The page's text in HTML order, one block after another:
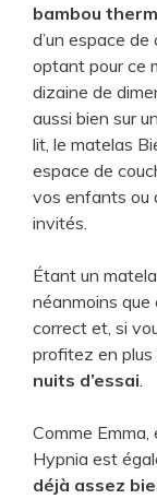
bambou
d’un espace
optant pour ce
dizaine de
aussi bien sur
lit, le matelas
espace de
vos enfants ou
invités.
Étant un
néanmoins que
correct et, si
profitez en plus
nuits d’essai.
Comme Emma,
Hypnia est
déjà assez